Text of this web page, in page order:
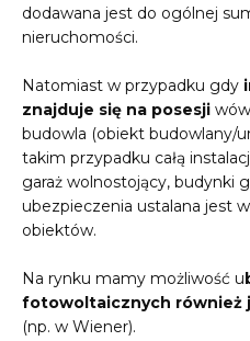
dodawana jest do ogólnej
nieruchomości.
Natomiast w przypadku gdy
znajduje się na posesji
budowla (obiekt budowlany/
takim przypadku całą
garaż wolnostojący, budynki
ubezpieczenia ustalana jest
obiektów.
Na rynku mamy możliwość u
fotowoltaicznych również
(np. w Wiener).